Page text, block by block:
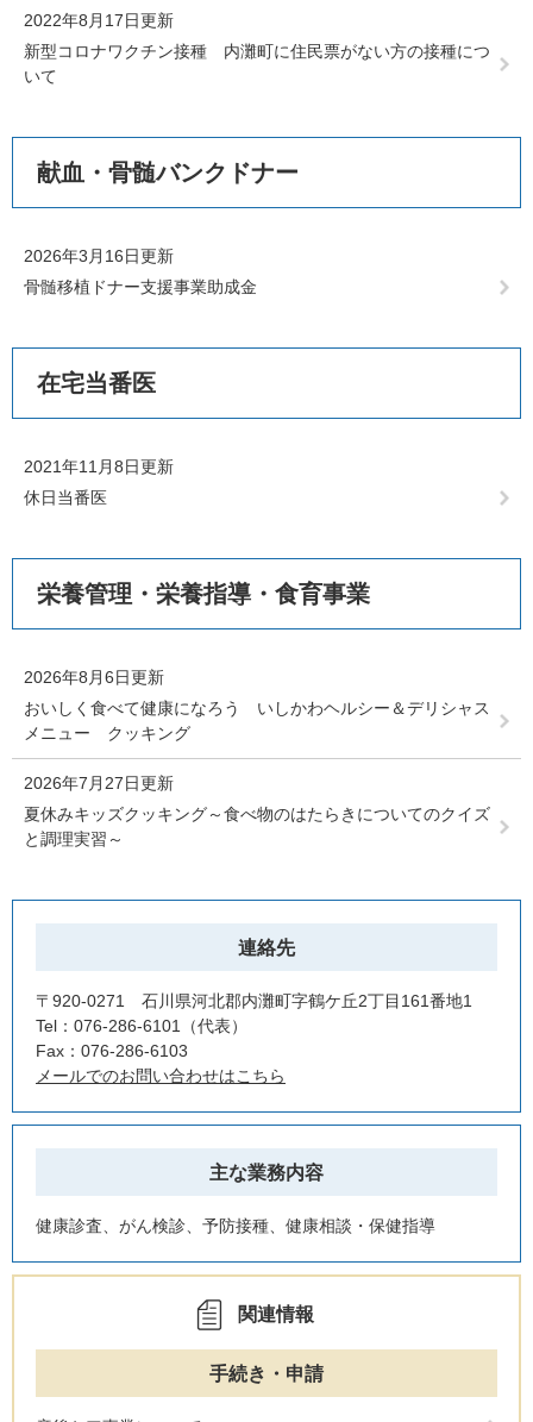
2022年8月17日更新
新型コロナワクチン接種 内灘町に住民票がない方の接種につ
いて
献血・骨髄バンクドナー
2026年3月16日更新
骨髄移植ドナー支援事業助成金
在宅当番医
2021年11月8日更新
休日当番医
栄養管理・栄養指導・食育事業
2026年8月6日更新
おいしく食べて健康になろう いしかわヘルシー＆デリシャス
メニュー クッキング
2026年7月27日更新
夏休みキッズクッキング～食べ物のはたらきについてのクイズ
と調理実習～
連絡先
〒920-0271 石川県河北郡内灘町字鶴ケ丘2丁目161番地1
Tel：076-286-6101
代表
Fax：076-286-6103
メールでのお問い合わせはこちら
主な業務内容
健康診査、がん検診、予防接種、健康相談・保健指導
関連情報
手続き・申請